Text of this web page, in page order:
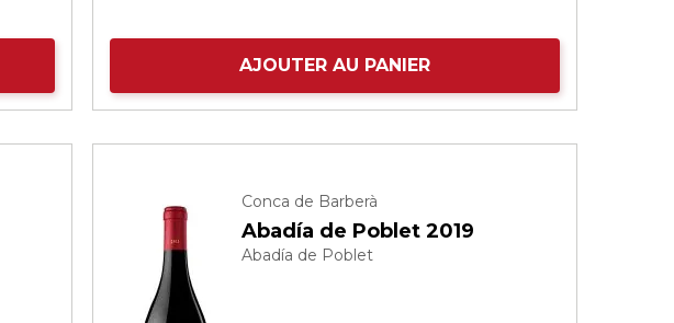
AJOUTER AU PANIER
Conca de Barberà
Abadía de Poblet 2019
Abadía de Poblet